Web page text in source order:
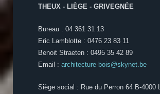
THEUX - LIÈGE - GRIVEGNÉE
Bureau : 04 361 31 13
Eric Lamblotte : 0476 23 83 11
Benoit Straeten : 0495 35 42 89
Email : architecture-bois@skynet.be
Siège social : Rue du Perron 64 B-4000